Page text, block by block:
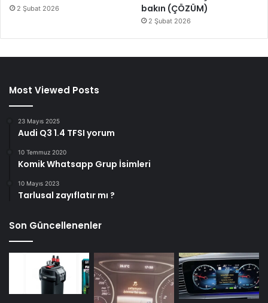
2 Şubat 2026
bakın (ÇÖZÜM)
2 Şubat 2026
Most Viewed Posts
23 Mayıs 2025
Audi Q3 1.4 TFSI yorum
10 Temmuz 2020
Komik Whatsapp Grup İsimleri
10 Mayıs 2023
Tarlusal zayıflatır mı ?
Son Güncellenenler